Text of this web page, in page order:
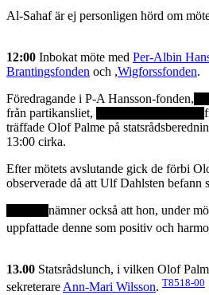
Al-Sahaf är ej personligen hörd om
12:00 Inbokat möte med Per-Albin
Brantingsfonden och ,Wigforssfonden.
Föredragande i P-A Hansson-fonden,
från partikansliet,
träffade Olof Palme på
13:00 cirka.
Efter mötets avslutande gick de förbi
observerade då att Ulf Dahlsten befann
nämner också att hon, under
uppfattade denne som positiv och
13.00 Statsrådslunch, i vilken Olof
sekreterareAnn-Mari Wilsson. T8518-00